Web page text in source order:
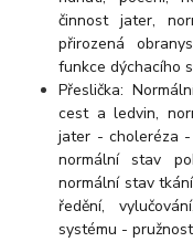
činnost jater,
přirozená
funkce dýchacího
Přeslička:
cest a ledvin,
jater - choleréza -
normální stav
normální stav
ředění,
systému - pružnost